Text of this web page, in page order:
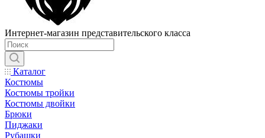
Интернет-магазин представительского класса
Каталог
Костюмы
Костюмы тройки
Костюмы двойки
Брюки
Пиджаки
Рубашки